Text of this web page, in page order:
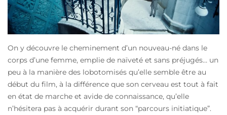
On y découvre le cheminement d’un nouveau-né dans le
corps d’une femme, emplie de naïveté et sans préjugés… un
peu à la manière des lobotomisés qu’elle semble être au
début du film, à la différence que son cerveau est tout à fait
en état de marche et avide de connaissance, qu’elle
n’hésitera pas à acquérir durant son “parcours initiatique”.